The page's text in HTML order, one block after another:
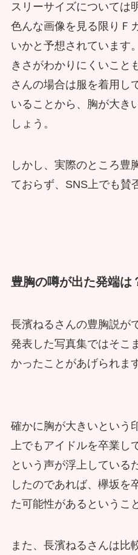
スリーサイズについては
色んな画像を見る限りＦ
いかと予想されています
きさがわかりにくいこと
さんの場合は服を着用し
いることから、胸が大き
しょう。
しかし、実際のところ豊
ておらず、SNS上でも賛
豊胸の噂が出た発端は
長濱ねるさんの豊胸説が
発表した写真集ではそこ
かったことがあげられま
確かに胸が大きいという
上でもアイドルを卒業し
という声が浮上している
したのであれば、欅坂を
た可能性があるというこ
また、長濱ねるさんは比